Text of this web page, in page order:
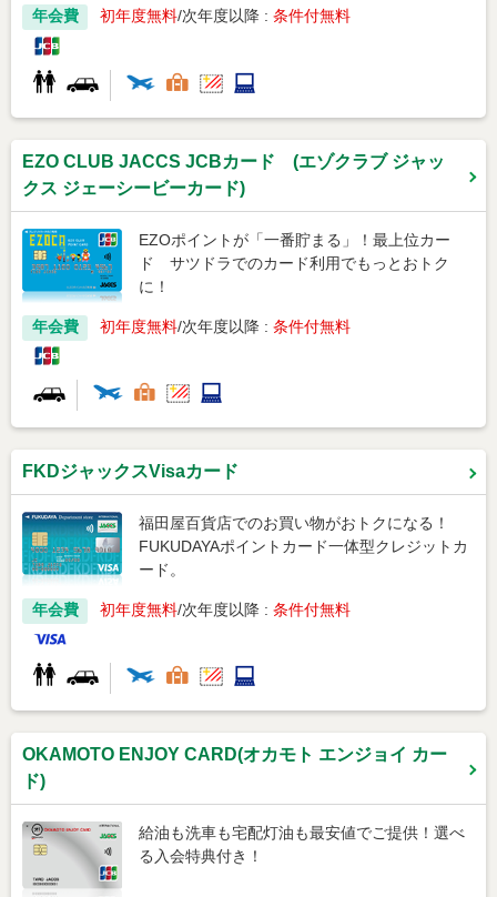
年会費 初年度無料 次年度以降 : 条件付無料
EZO CLUB JACCS JCBカード (エゾクラブ ジャッ
クス ジェーシービーカード)
EZOポイントが「一番貯まる」！最上位カー
ド サツドラでのカード利用でもっとおトク
に！
年会費 初年度無料 次年度以降 : 条件付無料
FKDジャックスVisaカード
福田屋百貨店でのお買い物がおトクになる！
FUKUDAYAポイントカード一体型クレジットカ
ード。
年会費 初年度無料 次年度以降 : 条件付無料
OKAMOTO ENJOY CARD(オカモト エンジョイ カー
ド)
給油も洗車も宅配灯油も最安値でご提供！選べ
る入会特典付き！